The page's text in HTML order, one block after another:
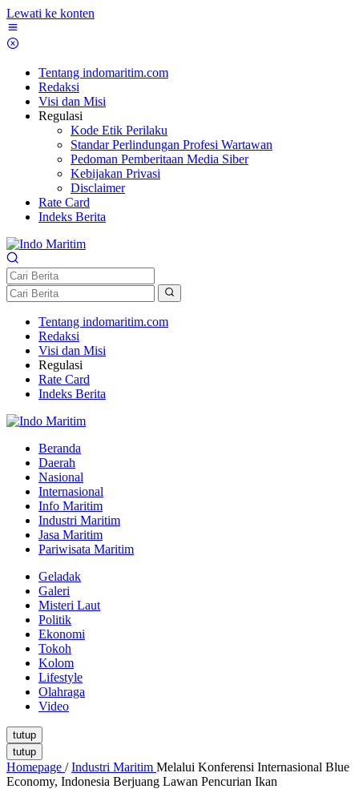
Lewati ke konten
Tentang indomaritim.com
Redaksi
Visi dan Misi
Regulasi
Kode Etik Perilaku
Standar Perlindungan Profesi Wartawan
Pedoman Pemberitaan Media Siber
Kebijakan Privasi
Disclaimer
Rate Card
Indeks Berita
Tentang indomaritim.com
Redaksi
Visi dan Misi
Regulasi
Rate Card
Indeks Berita
Beranda
Daerah
Nasional
Internasional
Info Maritim
Industri Maritim
Jasa Maritim
Pariwisata Maritim
Geladak
Galeri
Misteri Laut
Politik
Ekonomi
Tokoh
Kolom
Lifestyle
Olahraga
Video
tutup
tutup
Homepage / Industri Maritim Melalui Konferensi Internasional Blue
Economy, Indonesia Berjuang Lawan Pencurian Ikan